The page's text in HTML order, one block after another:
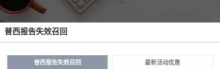
普西报告失效召回
普西报告失效召回 最新活动优惠